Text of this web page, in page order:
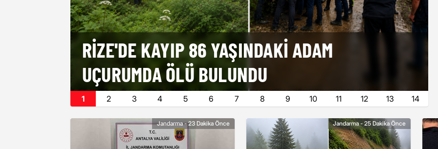
RIZE'DE KAYIP 86 YAŞINDAKI ADAM
UÇURUMDA ÖLÜ BULUNDU
1 2 3 4 5 6 7 8 9 10 11 12 13 14
Jandarma - 23 Dakika Önce Jandarma - 25 Dakika Önce